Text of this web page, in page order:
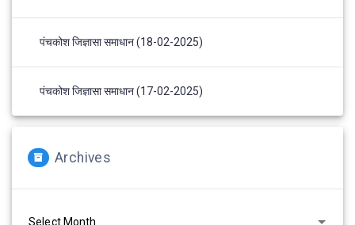
पंचकोश जिज्ञासा समाधान (18-02-2025)
पंचकोश जिज्ञासा समाधान (17-02-2025)
Archives